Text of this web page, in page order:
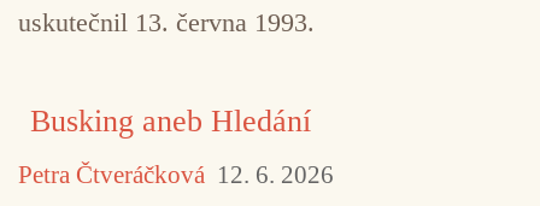
uskutečnil 13. června 1993.
Busking aneb Hledání
Petra Čtveráčková 12. 6. 2026